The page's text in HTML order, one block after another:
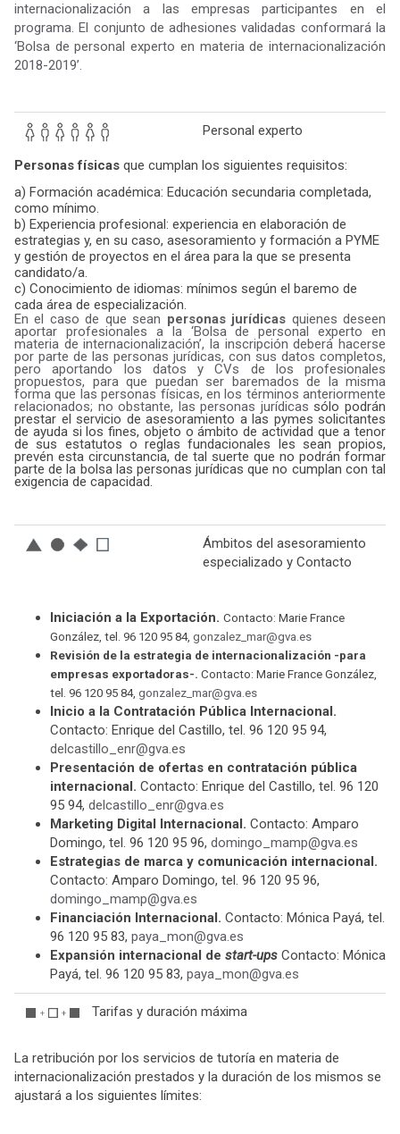
internacionalización a las empresas participantes en el
programa. El conjunto de adhesiones validadas conformará la
‘Bolsa de personal experto en materia de internacionalización
2018-2019’.
Personal experto
Personas físicas que cumplan los siguientes requisitos:
a) Formación académica: Educación secundaria completada,
como mínimo.
b) Experiencia profesional: experiencia en elaboración de
estrategias y, en su caso, asesoramiento y formación a PYME
y gestión de proyectos en el área para la que se presenta
candidato/a.
c) Conocimiento de idiomas: mínimos según el baremo de
cada área de especialización.
En el caso de que sean personas jurídicas quienes deseen
aportar profesionales a la ‘Bolsa de personal experto en
materia de internacionalización’, la inscripción deberá hacerse
por parte de las personas jurídicas, con sus datos completos,
pero aportando los datos y CVs de los profesionales
propuestos, para que puedan ser baremados de la misma
forma que las personas físicas, en los términos anteriormente
relacionados; no obstante, las personas jurídicas sólo podrán
prestar el servicio de asesoramiento a las pymes solicitantes
de ayuda si los fines, objeto o ámbito de actividad que a tenor
de sus estatutos o reglas fundacionales les sean propios,
prevén esta circunstancia, de tal suerte que no podrán formar
parte de la bolsa las personas jurídicas que no cumplan con tal
exigencia de capacidad.
Ámbitos del asesoramiento
especializado y Contacto
Iniciación a la Exportación. Contacto: Marie France
González, tel. 96 120 95 84, gonzalez_ mar@gva.es
Revisión de la estrategia de internacionalización -para
empresas exportadoras-. Contacto: Marie France González,
tel. 96 120 95 84, gonzalez_ mar@gva.es
Inicio a la Contratación Pública Internacional.
Contacto: Enrique del Castillo, tel. 96 120 95 94,
delcastillo_ enr@gva.es
Presentación de ofertas en contratación pública
internacional. Contacto: Enrique del Castillo, tel. 96 120
95 94, delcastillo_ enr@gva.es
Marketing Digital Internacional. Contacto: Amparo
Domingo, tel. 96 120 95 96, domingo_ mamp@gva.es
Estrategias de marca y comunicación internacional.
Contacto: Amparo Domingo, tel. 96 120 95 96,
domingo_ mamp@gva.es
Financiación Internacional. Contacto: Mónica Payá, tel.
96 120 95 83, paya_ mon@gva.es
Expansión internacional de start-ups Contacto: Mónica
Payá, tel. 96 120 95 83, paya_ mon@gva.es
Tarifas y duración máxima
La retribución por los servicios de tutoría en materia de
internacionalización prestados y la duración de los mismos se
ajustará a los siguientes límites: